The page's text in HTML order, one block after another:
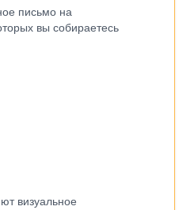
письмо на
вы собираетесь
визуальное